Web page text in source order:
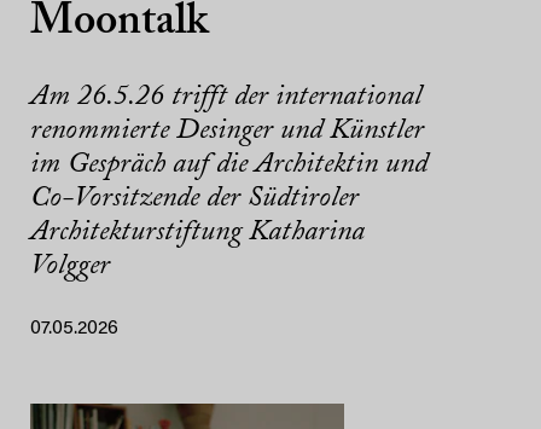
Moontalk
Am 26.5.26 trifft der international
renommierte Desinger und Künstler
im Gespräch auf die Architektin und
Co-Vorsitzende der Südtiroler
Architekturstiftung Katharina
Volgger
07.05.2026